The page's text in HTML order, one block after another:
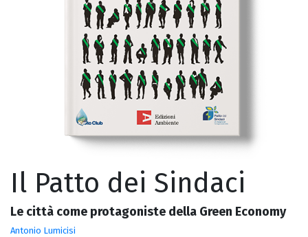
Il Patto dei Sindaci
Le città come protagoniste della Green Economy
Antonio Lumicisi